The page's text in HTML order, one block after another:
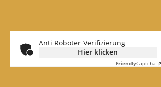
Anti-Roboter-Verifizierung
Hier klicken
FriendlyCaptcha ⇗